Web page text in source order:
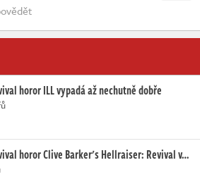
horor ILL vypadá až nechutně dobře
horor Clive Barker's Hellraiser: Revival v…